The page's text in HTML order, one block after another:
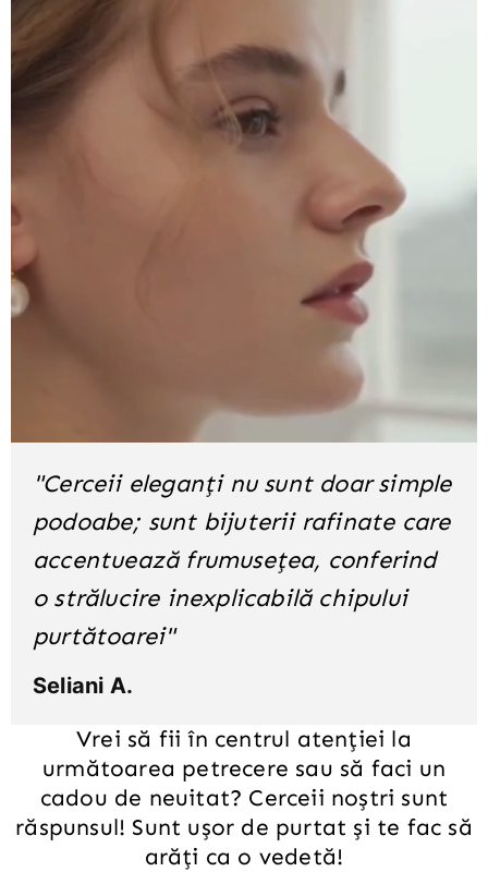
Vrei să fii în centrul atenției la
următoarea petrecere sau să faci un
cadou de neuitat? Cerceii noștri sunt
răspunsul! Sunt ușor de purtat și te fac să
arăți ca o vedetă!
"Cerceii eleganți nu sunt doar simple
podoabe; sunt bijuterii rafinate care
accentuează frumusețea, conferind
o strălucire inexplicabilă chipului
purtătoarei"
Seliani A.